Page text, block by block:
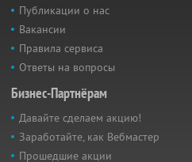
Публикации о нас
Вакансии
Правила сервиса
Ответы на вопросы
Бизнес-Партнёрам
Давайте сделаем акцию!
Заработайте, как Вебмастер
Прошедшие акции